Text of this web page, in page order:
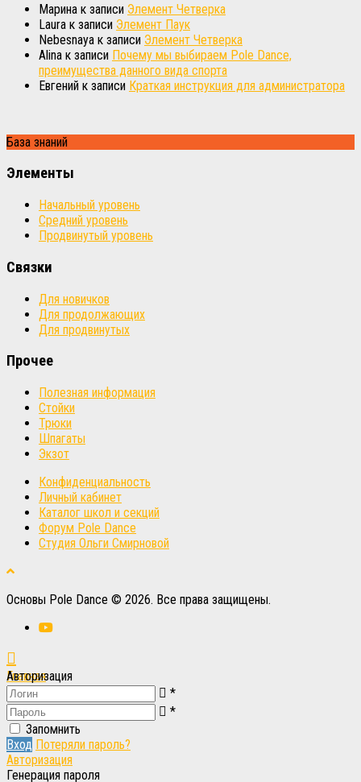
Марина к записи Элемент Четверка
Laura к записи Элемент Паук
Nebesnaya к записи Элемент Четверка
Alina к записи Почему мы выбираем Pole Dance,
преимущества данного вида спорта
Евгений к записи Краткая инструкция для администратора
База знаний
Элементы
Начальный уровень
Средний уровень
Продвинутый уровень
Связки
Для новичков
Для продолжающих
Для продвинутых
Прочее
Полезная информация
Стойки
Трюки
Шпагаты
Экзот
Конфиденциальность
Личный кабинет
Каталог школ и секций
Форум Pole Dance
Студия Ольги Смирновой
Основы Pole Dance © 2026. Все права защищены.
Главная
Вход
Вход
Авторизация
*
*
Запомнить
Вход Потеряли пароль?
Авторизация
Генерация пароля